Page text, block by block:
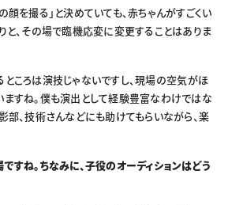
顔を撮る」と決めていても、赤ちゃんがすごくい
と、その場で臨機応変に変更することはありま
ころは演技じゃないですし、現場の空気がほ
すね。僕も演出として経験豊富なわけではな
部、技術さんなどにも助けてもらいながら、楽
ね。ちなみに、子役のオーディションはどう